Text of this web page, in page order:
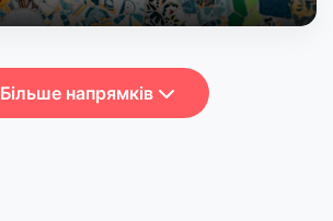
Більше напрямків